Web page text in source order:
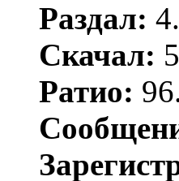
Раздал:
Скачал:
Ратио: